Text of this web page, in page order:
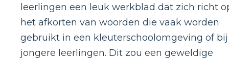
leerlingen een leuk werkblad dat zich richt
het afkorten van woorden die vaak worden
gebruikt in een kleuterschoolomgeving of bij
jongere leerlingen. Dit zou een geweldige